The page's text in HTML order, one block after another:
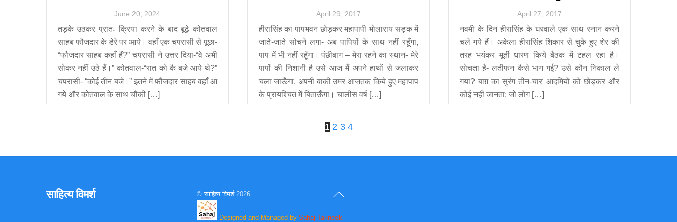
June 20,2024
तड़के उठकर प्रातः क्रिया करने के बाद बूढ़े कोतवाल
साहब फौजदार के डेरे पर आये। वहाँ एक चपरासी से पूछा-
“फौजदार साहब कहाँ हैं?” चपरासी ने उत्तर दिया-“वे अभी
सोकर नहीं उठे हैं।” कोतवाल-“रात को कै बजे आये थे?”
चपरासी- “कोई तीन बजे।” इतने में फौजदार साहब वहाँ आ
गये और कोतवाल के साथ चौकी […]
April 29, 2017
हीरासिंह का पापभवन छोड़कर महापापी भोलाराय सड़क में
जाते-जाते सोचने लगा- अब पापियों के साथ नहीं रहूँगा,
पाप में भी नहीं रहूँगा। पंछीबाग – मेरा रहने का स्थान- मेरे
पापों की निशानी है उसे आज मैं अपने हाथों से जलाकर
चला जाऊँगा, अपनी बाकी उमर आजतक किये हुए महापाप
के प्रायश्चित में बिताऊँगा। चालीस वर्ष […]
April 27, 2017
नवमी के दिन हीरासिंह के घरवाले एक साथ स्नान करने
चले गये हैं। अकेला हीरासिंह शिकार से चुके हुए शेर की
तरह भयंकर मूर्ती धारण किये बैठक में टहल रहा है।
सोचता है- लतीफन कैसे भाग गई? उसे कौन निकाल ले
गया? बाग़ का सुरंग तीन-चार आदमियों को छोड़कर और
कोई नहीं जानता; जो लोग […]
1 2 3 4
Back
Top
साहित्य विमर्श ©साहित्य विमर्श2026
Designed and Managed bySahaj Takneek